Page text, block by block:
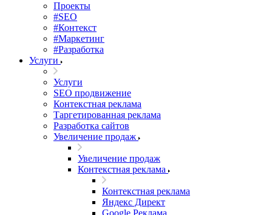
Проекты
#SEO
#Контекст
#Маркетинг
#Разработка
Услуги
Услуги
SEO продвижение
Контекстная реклама
Таргетированная реклама
Разработка сайтов
Увеличение продаж
Увеличение продаж
Контекстная реклама
Контекстная реклама
Яндекс Директ
Google Реклама